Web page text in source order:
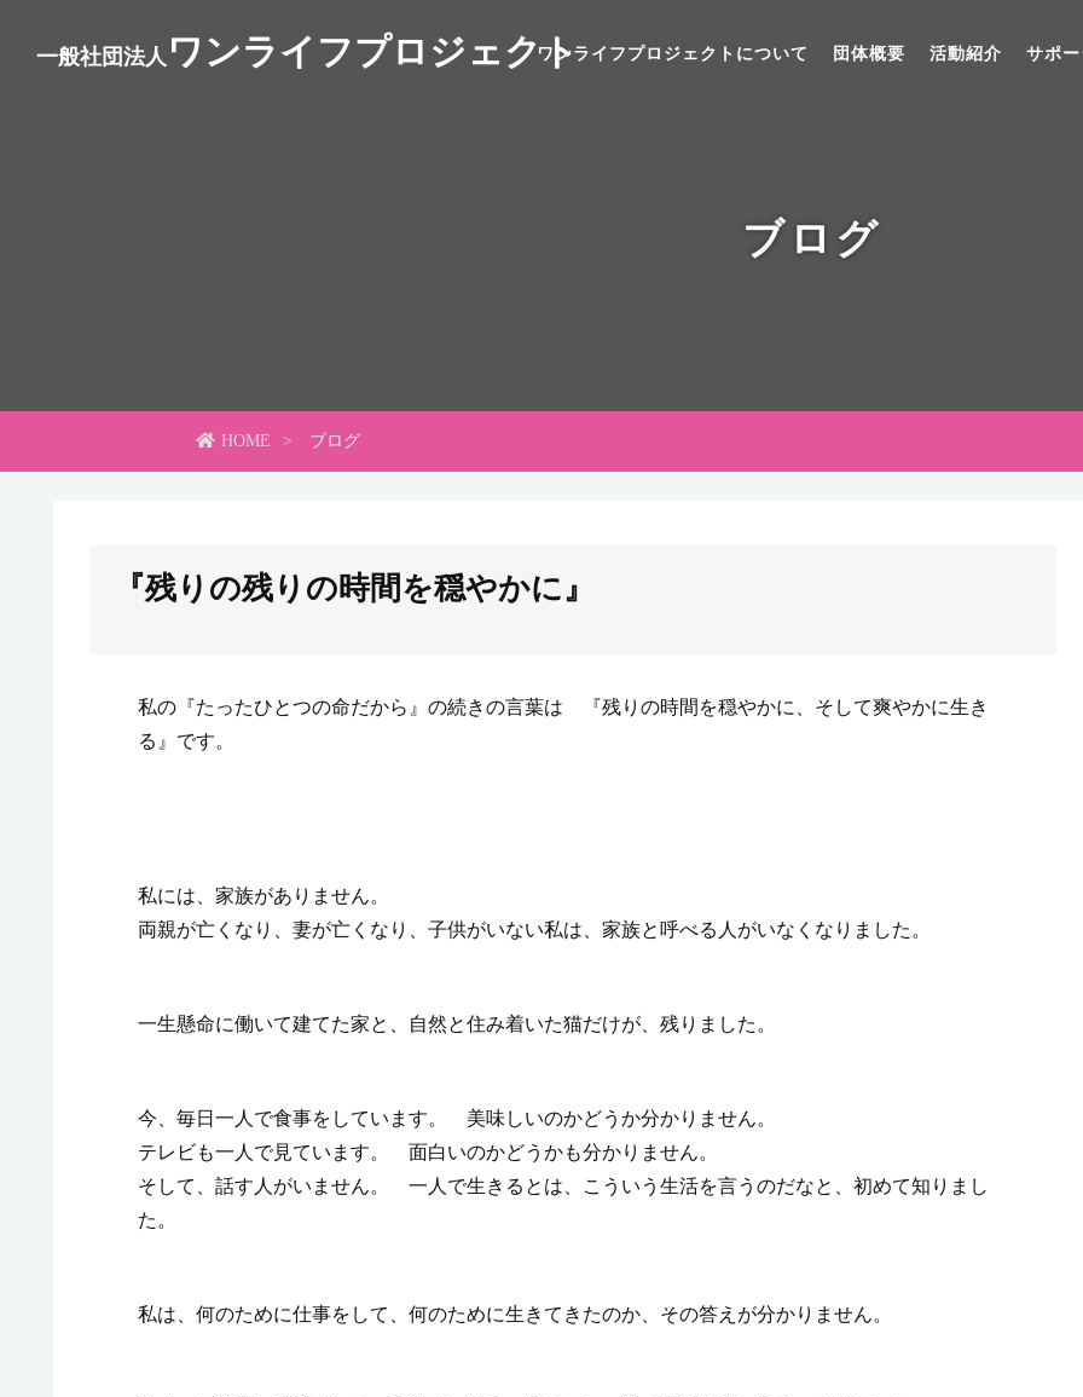
一般社団法人 ワンライフプロジェクトワンライフプロジェクトについて 団体概要 活動紹介 サポ
ブログ
HOME ブログ
『残りの残りの時間を穏やかに』
私の『たったひとつの命だから』の続きの言葉は 『残りの時間を穏やかに、そして爽やかに生き
る』です。
私には、家族がありません。
両親が亡くなり、妻が亡くなり、子供がいない私は、家族と呼べる人がいなくなりました。
一生懸命に働いて建てた家と、自然と住み着いた猫だけが、残りました。
今、毎日一人で食事をしています。 美味しいのかどうか分かりません。
テレビも一人で見ています。 面白いのかどうかも分かりません。
そして、話す人がいません。 一人で生きるとは、こういう生活を言うのだなと、初めて知りまし
た。
私は、何のために仕事をして、何のために生きてきたのか、その答えが分かりません。